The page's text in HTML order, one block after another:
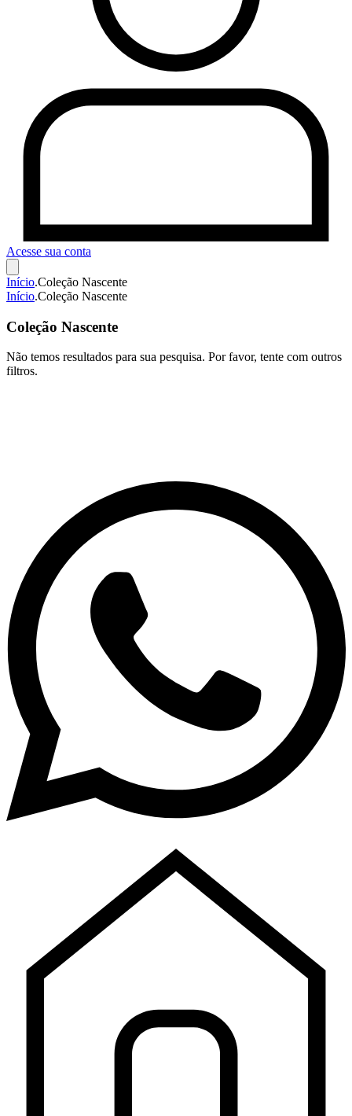
Acesse sua conta
Início.Coleção Nascente
Início.Coleção Nascente
Coleção Nascente
Não temos resultados para sua pesquisa. Por favor, tente com outros
filtros.